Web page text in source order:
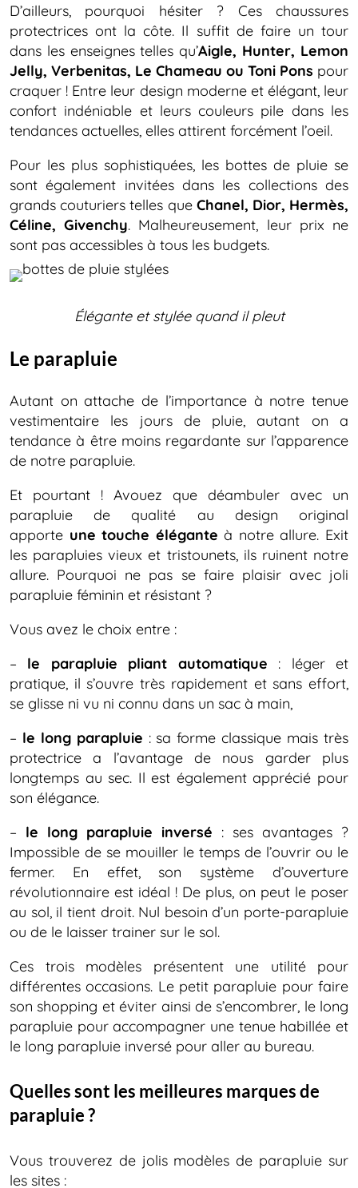
D’ailleurs, pourquoi hésiter ? Ces chaussures
protectrices ont la côte. Il suffit de faire un tour
dans les enseignes telles qu’Aigle, Hunter, Lemon
Jelly, Verbenitas, Le Chameau ou Toni Pons pour
craquer ! Entre leur design moderne et élégant, leur
confort indéniable et leurs couleurs pile dans les
tendances actuelles, elles attirent forcément l’oeil.
Pour les plus sophistiquées, les bottes de pluie se
sont également invitées dans les collections des
grands couturiers telles que Chanel, Dior, Hermès,
Céline, Givenchy. Malheureusement, leur prix ne
sont pas accessibles à tous les budgets.
Élégante et stylée quand il pleut
Le parapluie
Autant on attache de l’importance à notre tenue
vestimentaire les jours de pluie, autant on a
tendance à être moins regardante sur l’apparence
de notre parapluie.
Et pourtant ! Avouez que déambuler avec un
parapluie de qualité au design original
apporte une touche élégante à notre allure. Exit
les parapluies vieux et tristounets, ils ruinent notre
allure. Pourquoi ne pas se faire plaisir avec joli
parapluie féminin et résistant ?
Vous avez le choix entre :
– le parapluie pliant automatique : léger et
pratique, il s’ouvre très rapidement et sans effort,
se glisse ni vu ni connu dans un sac à main,
– le long parapluie : sa forme classique mais très
protectrice a l’avantage de nous garder plus
longtemps au sec. Il est également apprécié pour
son élégance.
– le long parapluie inversé : ses avantages ?
Impossible de se mouiller le temps de l’ouvrir ou le
fermer. En effet, son système d’ouverture
révolutionnaire est idéal ! De plus, on peut le poser
au sol, il tient droit. Nul besoin d’un porte-parapluie
ou de le laisser trainer sur le sol.
Ces trois modèles présentent une utilité pour
différentes occasions. Le petit parapluie pour faire
son shopping et éviter ainsi de s’encombrer, le long
parapluie pour accompagner une tenue habillée et
le long parapluie inversé pour aller au bureau.
Quelles sont les meilleures marques de
parapluie ?
Vous trouverez de jolis modèles de parapluie sur
les sites :